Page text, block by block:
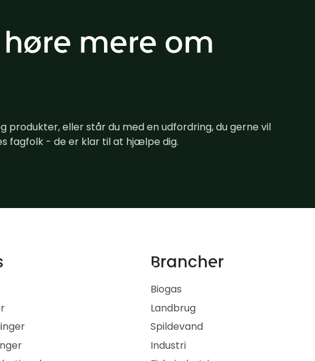
mere om
produkter, eller står du med en udfordring, du gerne vil
fagfolk - de er klar til at hjælpe dig.
Brancher
Biogas
Landbrug
Spildevand
Industri